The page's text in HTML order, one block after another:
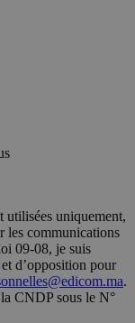
utilisées uniquement,
les communications
09-08, je suis
d’opposition pour
.
CNDP sous le N°